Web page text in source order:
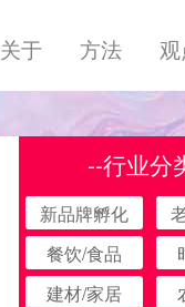
关于 方法
--行业分
新品牌孵化
餐饮/食品
建材/家居